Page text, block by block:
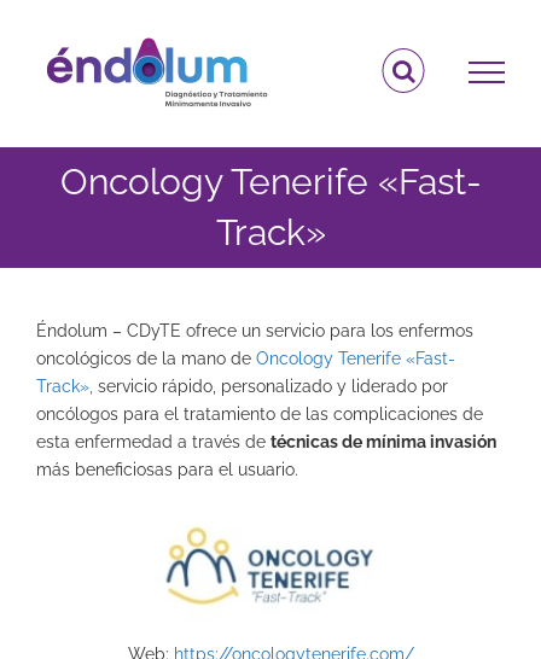
contenido
Oncology Tenerife «Fast-
Track»
Éndolum – CDyTE ofrece un servicio para los enfermos
oncológicos de la mano de Oncology Tenerife «Fast-
Track», servicio rápido, personalizado y liderado por
oncólogos para el tratamiento de las complicaciones de
esta enfermedad a través de técnicas de mínima invasión
más beneficiosas para el usuario.
Web: https://oncologytenerife.com/